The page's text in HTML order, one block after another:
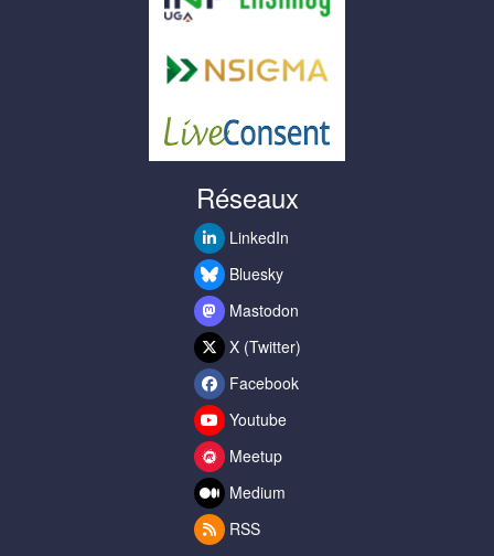
Réseaux
LinkedIn
Bluesky
Mastodon
X (Twitter)
Facebook
Youtube
Meetup
Medium
RSS